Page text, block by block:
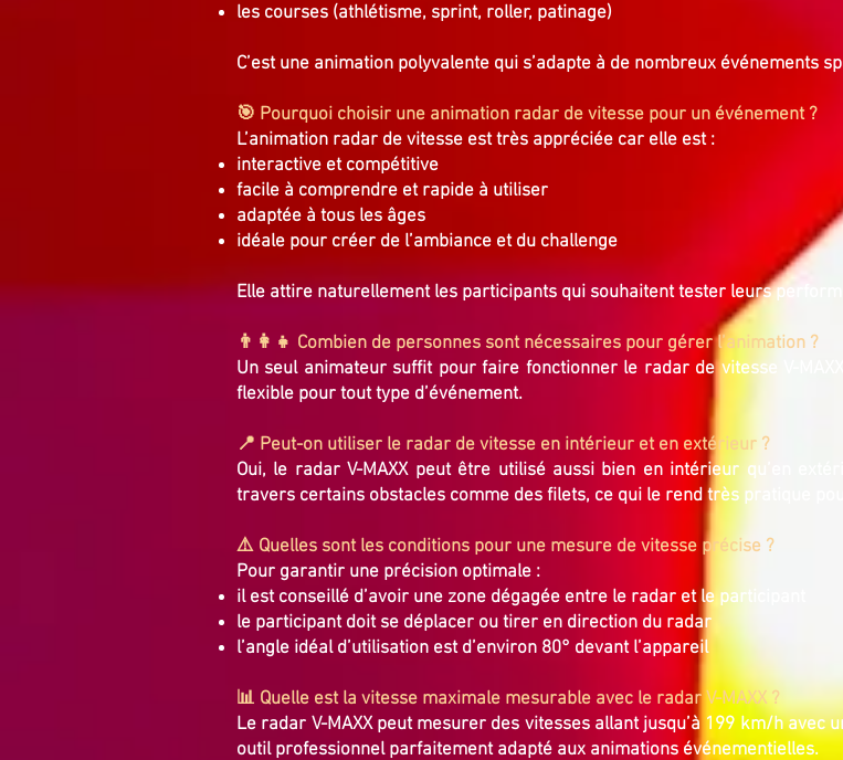
les courses (athlétisme, sprint, roller, patinage)
C’est une animation polyvalente qui s’adapte à de nombreux événements
🎯 Pourquoi choisir une animation radar de vitesse pour un événement ?
L’animation radar de vitesse est très appréciée car elle est :
interactive et compétitive
facile à comprendre et rapide à utiliser
adaptée à tous les âges
idéale pour créer de l’ambiance et du challenge
Elle attire naturellement les participants qui souhaitent tester leurs
👨‍👩‍👧 Combien de personnes sont nécessaires pour gérer l’animation ?
Un seul animateur suffit pour faire fonctionner le radar de vitesse V-
flexible pour tout type d’événement.
📍 Peut-on utiliser le radar de vitesse en intérieur et en extérieur ?
Oui, le radar V-MAXX peut être utilisé aussi bien en intérieur qu’en
travers certains obstacles comme des filets, ce qui le rend très pratique
⚠️ Quelles sont les conditions pour une mesure de vitesse précise ?
Pour garantir une précision optimale :
il est conseillé d’avoir une zone dégagée entre le radar et le participant
le participant doit se déplacer ou tirer en direction du radar
l’angle idéal d’utilisation est d’environ 80° devant l’appareil
📊 Quelle est la vitesse maximale mesurable avec le radar V-MAXX ?
Le radar V-MAXX peut mesurer des vitesses allant jusqu’à 199 km/h avec
outil professionnel parfaitement adapté aux animations événementielles.